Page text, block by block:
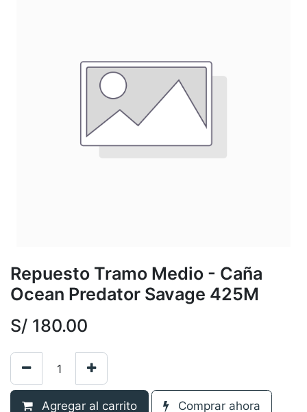
Repuesto Tramo Medio - Caña
Ocean Predator Savage 425M
S/ 180.00
Agregar al carrito Comprar ahora